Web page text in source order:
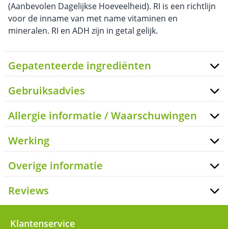
(Aanbevolen Dagelijkse Hoeveelheid). RI is een richtlijn
voor de inname van met name vitaminen en
mineralen. RI en ADH zijn in getal gelijk.
Gepatenteerde ingrediënten
Gebruiksadvies
Allergie informatie / Waarschuwingen
Werking
Overige informatie
Reviews
Klantenservice